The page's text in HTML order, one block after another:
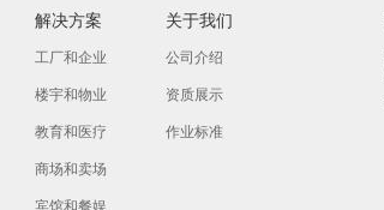
解决方案
工厂和企业
楼宇和物业
教育和医疗
商场和卖场
宾馆和餐娱
关于我们
公司介绍
资质展示
作业标准